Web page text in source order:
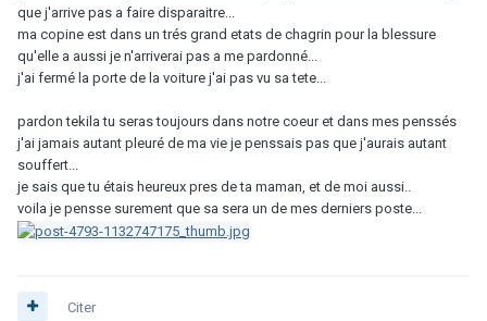
que j'arrive pas a faire disparaitre...
ma copine est dans un trés grand etats de chagrin pour la blessure
qu'elle a aussi je n'arriverai pas a me pardonné...
j'ai fermé la porte de la voiture j'ai pas vu sa tete...
pardon tekila tu seras toujours dans notre coeur et dans mes penssés
j'ai jamais autant pleuré de ma vie je penssais pas que j'aurais autant
souffert...
je sais que tu étais heureux pres de ta maman, et de moi aussi..
voila je pensse surement que sa sera un de mes derniers poste...
Citer